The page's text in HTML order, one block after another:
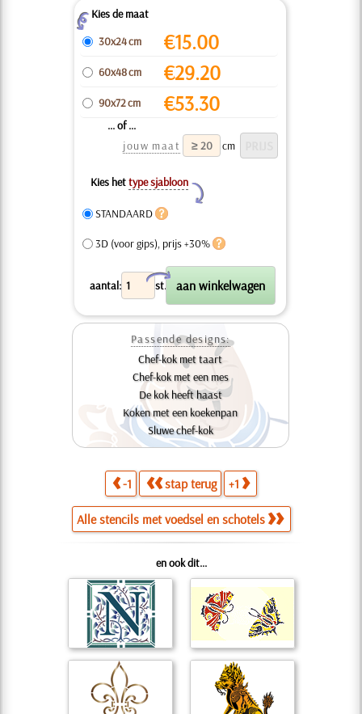
ZKies de maat
30x24 cm
€15.00
60x48 cm €29.20
90x72 cm €53.30
... of ...
jouw maat
cm
Kies hettype sjabloon
Y
STANDAARD
3D (voor gips), prijs +30%
aantal: st.
X
Passende designs:
Chef-kok met taart
Chef-kok met een mes
De kok heeft haast
Koken met een koekenpan
Sluwe chef-kok
-1 stap terug +1
Alle stencils met voedsel en schotels
en ook dit...